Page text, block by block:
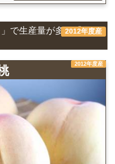
2012年度産
で生産量が多い『果
2012年度産